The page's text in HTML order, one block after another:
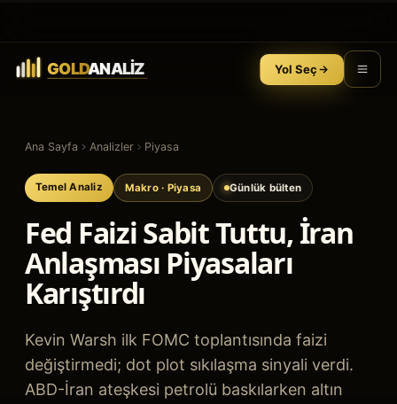
Yol Seç
Ana Sayfa Analizler Piyasa
Temel Analiz Makro· Piyasa Günlük bülten
Fed Faizi Sabit Tuttu, İran
Anlaşması Piyasaları
Karıştırdı
Kevin Warsh ilk FOMC toplantısında faizi
değiştirmedi; dot plot sıkılaşma sinyali verdi.
ABD-İran ateşkesi petrolü baskılarken altın